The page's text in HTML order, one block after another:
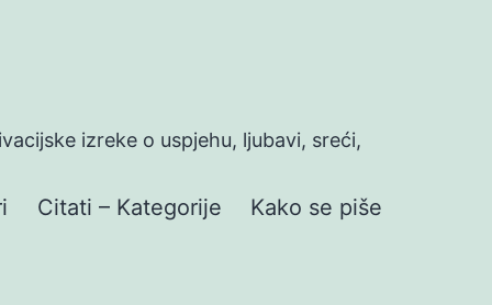
izreke o uspjehu, ljubavi, sreći,
Citati – Kategorije Kako se piše